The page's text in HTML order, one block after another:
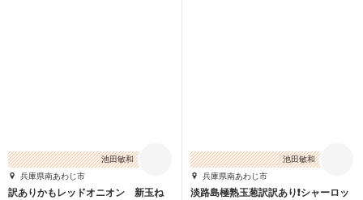
池田敏和
兵庫県南あわじ市
訳ありかもレッドオニオン 新玉ね
池田敏和
兵庫県南あわじ市
淡路島極熟玉葱訳訳あり❗️シャーロッ